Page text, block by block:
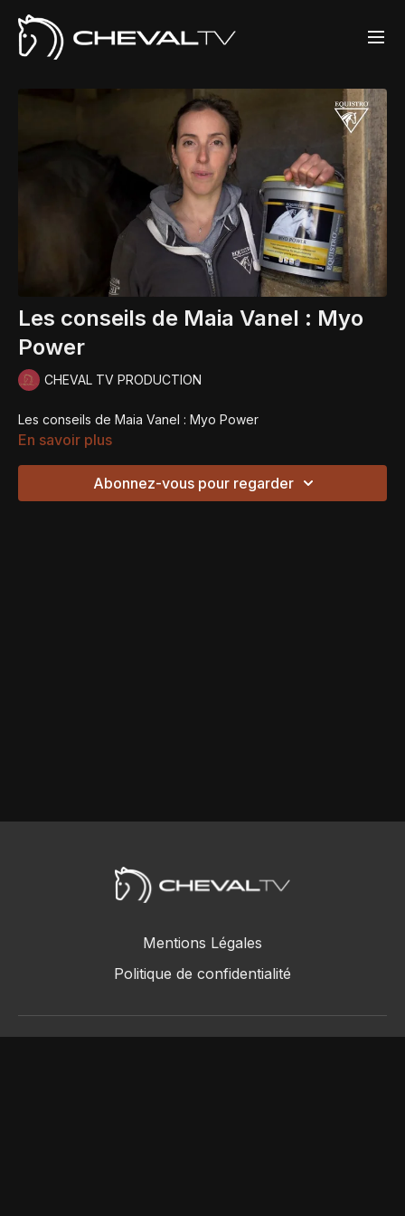
Les conseils de Maia Vanel : Myo
Power
CHEVAL TV PRODUCTION
Les conseils de Maia Vanel : Myo Power
En savoir plus
Abonnez-vous pour regarder
Mentions Légales
Politique de confidentialité